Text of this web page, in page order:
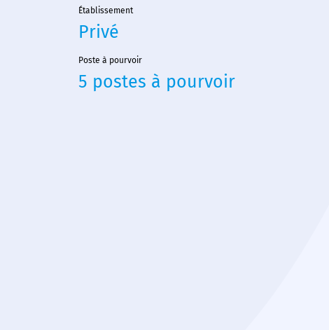
Établissement
Privé
Poste à pourvoir
5 postes à pourvoir